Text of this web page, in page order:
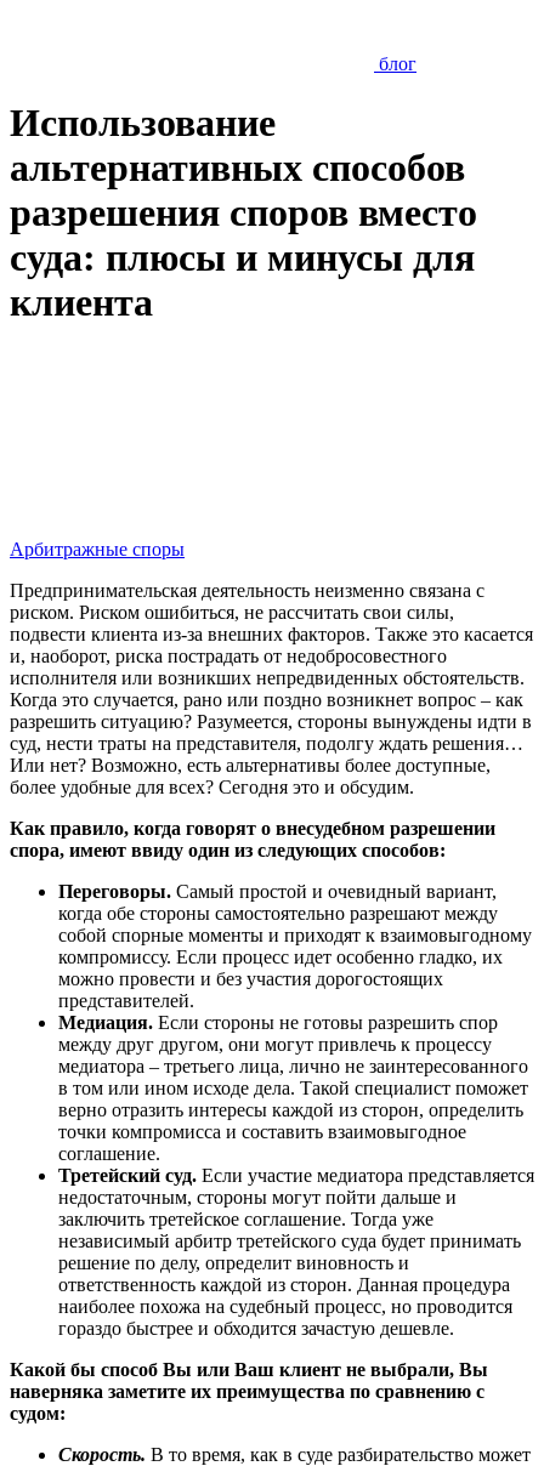
блог
Использование
альтернативных способов
разрешения споров вместо
суда: плюсы и минусы для
клиента
Арбитражные споры
Предпринимательская деятельность неизменно связана с
риском. Риском ошибиться, не рассчитать свои силы,
подвести клиента из-за внешних факторов. Также это касается
и, наоборот, риска пострадать от недобросовестного
исполнителя или возникших непредвиденных обстоятельств.
Когда это случается, рано или поздно возникнет вопрос – как
разрешить ситуацию? Разумеется, стороны вынуждены идти в
суд, нести траты на представителя, подолгу ждать решения…
Или нет? Возможно, есть альтернативы более доступные,
более удобные для всех? Сегодня это и обсудим.
Как правило, когда говорят о внесудебном разрешении
спора, имеют ввиду один из следующих способов:
Переговоры. Самый простой и очевидный вариант,
когда обе стороны самостоятельно разрешают между
собой спорные моменты и приходят к взаимовыгодному
компромиссу. Если процесс идет особенно гладко, их
можно провести и без участия дорогостоящих
представителей.
Медиация. Если стороны не готовы разрешить спор
между друг другом, они могут привлечь к процессу
медиатора – третьего лица, лично не заинтересованного
в том или ином исходе дела. Такой специалист поможет
верно отразить интересы каждой из сторон, определить
точки компромисса и составить взаимовыгодное
соглашение.
Третейский суд. Если участие медиатора представляется
недостаточным, стороны могут пойти дальше и
заключить третейское соглашение. Тогда уже
независимый арбитр третейского суда будет принимать
решение по делу, определит виновность и
ответственность каждой из сторон. Данная процедура
наиболее похожа на судебный процесс, но проводится
гораздо быстрее и обходится зачастую дешевле.
Какой бы способ Вы или Ваш клиент не выбрали, Вы
наверняка заметите их преимущества по сравнению с
судом:
Скорость. В то время, как в суде разбирательство может